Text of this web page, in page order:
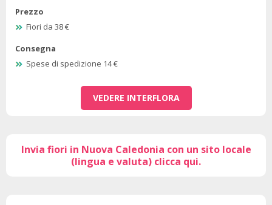
Prezzo
Fiori da 38 €
Consegna
Spese di spedizione 14 €
VEDERE INTERFLORA
Invia fiori in Nuova Caledonia con un sito locale
(lingua e valuta) clicca qui.